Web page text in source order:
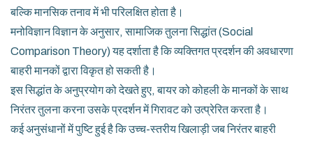
बल्कि मानसिक तनाव में भी परिलक्षित होता है।
मनोविज्ञान विज्ञान के अनुसार, सामाजिक तुलना सिद्धांत (Social
Comparison Theory) यह दर्शाता है कि व्यक्तिगत प्रदर्शन की अवधारणा
बाहरी मानकों द्वारा विकृत हो सकती है।
इस सिद्धांत के अनुप्रयोग को देखते हुए, बायर को कोहली के मानकों के साथ
निरंतर तुलना करना उसके प्रदर्शन में गिरावट को उत्प्रेरित करता है।
कई अनुसंधानों में पुष्टि हुई है कि उच्च-स्तरीय खिलाड़ी जब निरंतर बाहरी